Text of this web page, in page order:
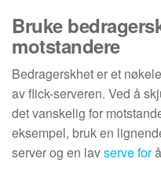
Bruke
motstandere
Bedragerskhet er et
av flick-serveren. Ved å
det vanskelig for
eksempel, bruk en
server og en lavserve for